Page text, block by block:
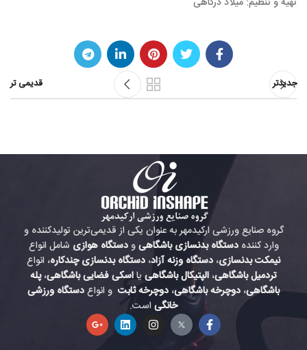
جدیدتر قدیمی تر
گروه صنایع ورزشی ارکیدمهر به عنوان یکی از قدیمی‌ترین تولیدکننده و
وارد کنندهدستگاه بدنسازی باشگاهیودستگاه هوازی شامل انواع
نیمکت بدنسازی، دستگاه وزنه آزاد، دستگاه بدنسازی چندکاره، انواع
تردمیل باشگاهی، الپتیکال باشگاهی یااسکی فضایی باشگاهی،پله
باشگاهی، دوچرخه باشگاهی، دوچرخه ثابت و انواعدستگاه ورزشی
خانگیاست.